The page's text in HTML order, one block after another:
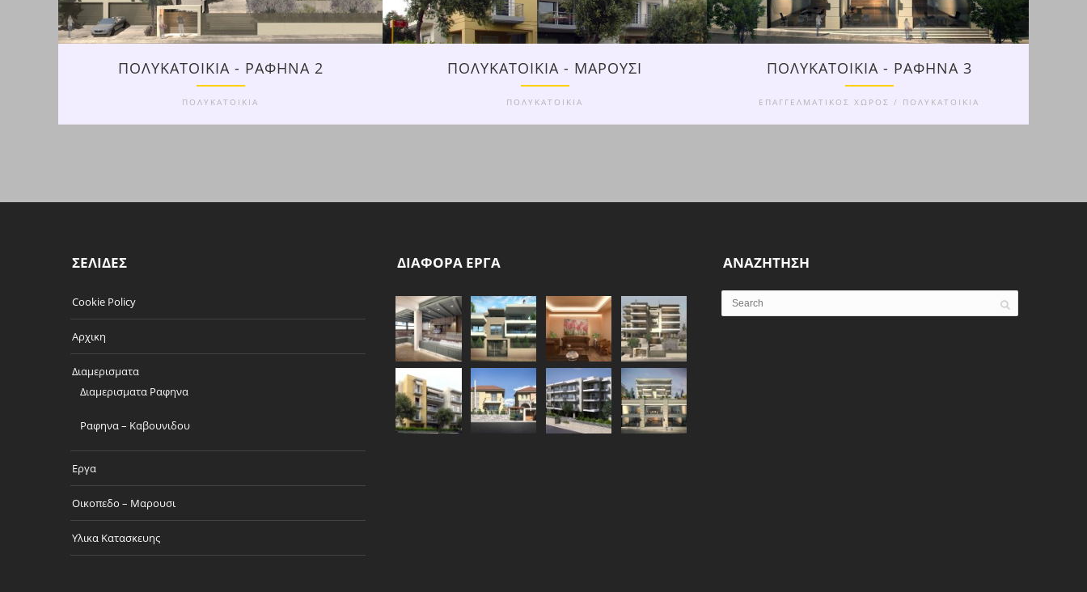
ΠΟΛΥΚΑΤΟΙΚΙΑ - ΡΑΦΗΝΑ 2
ΠΟΛΥΚΑΤΟΙΚΙΑ
ΠΟΛΥΚΑΤΟΙΚΙΑ - ΜΑΡΟΥΣΙ
ΠΟΛΥΚΑΤΟΙΚΙΑ
ΠΟΛΥΚΑΤΟΙΚΙΑ - ΡΑΦΗΝΑ 3
ΕΠΑΓΓΕΛΜΑΤΙΚΟΣ ΧΩΡΟΣ / ΠΟΛΥΚΑΤΟΙΚΙΑ
ΣΕΛΙΔΕΣ
Cookie Policy
Αρχικη
Διαμερισματα
Διαμερισματα Ραφηνα
Ραφηνα – Καβουνιδου
Εργα
Οικοπεδο – Μαρουσι
Υλικα Κατασκευης
ΔΙΑΦΟΡΑ ΕΡΓΑ ΑΝΑΖΗΤΗΣΗ